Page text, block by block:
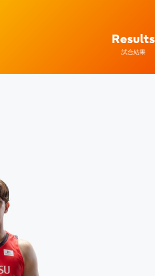
Results
試合結果